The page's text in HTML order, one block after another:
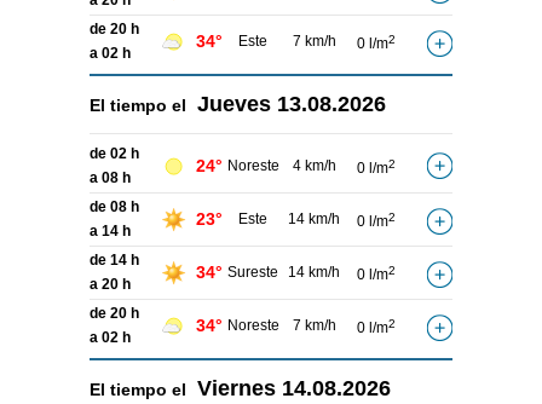
de 20 h
a 02 h
34° Este 7 km/h 0 l/m2
El tiempo el Jueves 13.08.2026
de 02 h
a 08 h
24° Noreste 4 km/h 0 l/m2
de 08 h
a 14 h
23° Este 14 km/h 0 l/m2
de 14 h
a 20 h
34° Sureste 14 km/h 0 l/m2
de 20 h
a 02 h
34° Noreste 7 km/h 0 l/m2
El tiempo el Viernes 14.08.2026